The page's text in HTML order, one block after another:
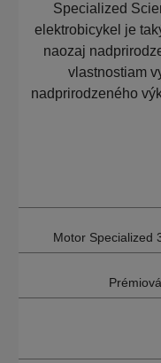
Specialized
elektrobicykel je
naozaj
vlastnostiam
nadprirodzeného
Motor Specialized